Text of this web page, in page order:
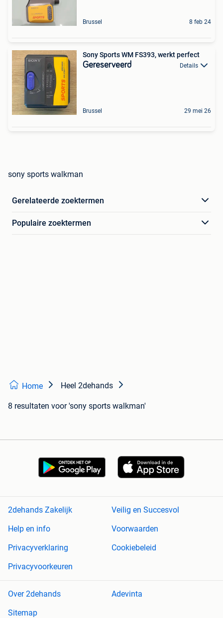
Brussel 8 feb 24
Sony Sports WM FS393, werkt perfect
Gereserveerd Details
Brussel 29 mei 26
sony sports walkman
Gerelateerde zoektermen
Populaire zoektermen
Home Heel 2dehands
8 resultaten voor 'sony sports walkman'
2dehands Zakelijk
Veilig en Succesvol
Help en info
Voorwaarden
Privacyverklaring
Cookiebeleid
Privacyvoorkeuren
Over 2dehands
Adevinta
Sitemap